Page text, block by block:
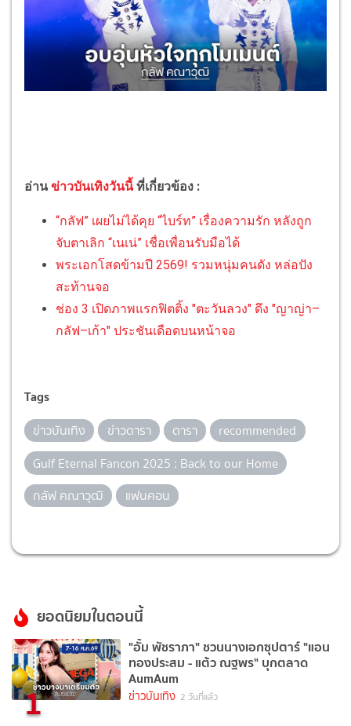
อ่านข่าวบันเทิงวันนี้ ที่เกี่ยวข้อง :
“กลัฟ” เผยไม่ได้คุย “ไบร์ท” เรื่องความรัก หลังถูก
จับตาเลิก “เนเน่” เชื่อเพื่อนรับมือได้
พระเอกโสดข้ามปี 2569! รวมหนุ่มคนดัง หล่อปัง
สะท้านจอ
ช่อง 3 เปิดภาพแรกฟิตติ้ง "ตะวันลวง" ดึง "ญาญ่า–
กลัฟ–เก้า" ประชันเดือดบนหน้าจอ
Tags
ข่าวบันเทิง ข่าวดารา ดารา
recommended
Gulf Eternal Fancon 2025 : Back to our Home
กลัฟ คณาวุฒิ
แฟนคอน
ยอดนิยมในตอนนี้
1
"อั้ม พัชราภา" ชวนนางเอกซุปตาร์ "แอน
ทองประสม - แต้ว ณฐพร" บุกตลาด
AumAum
ข่าวบันเทิง 2 วันที่แล้ว